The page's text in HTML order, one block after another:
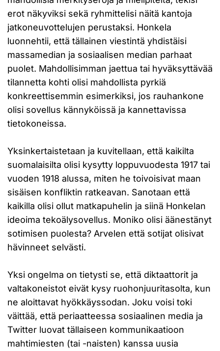
erot näkyviksi sekä ryhmittelisi näitä kantoja
jatkoneuvottelujen perustaksi. Honkela
luonnehtii, että tällainen viestintä yhdistäisi
massamedian ja sosiaalisen median parhaat
puolet. Mahdollisimman jaettua tai hyväksyttävää
tilannetta kohti olisi mahdollista pyrkiä
konkreettisemmin esimerkiksi, jos rauhankone
olisi sovellus kännyköissä ja kannettavissa
tietokoneissa.
Yksinkertaistetaan ja kuvitellaan, että kaikilta
suomalaisilta olisi kysytty loppuvuodesta 1917 tai
vuoden 1918 alussa, miten he toivoisivat maan
sisäisen konfliktin ratkeavan. Sanotaan että
kaikilla olisi ollut matkapuhelin ja siinä Honkelan
ideoima tekoälysovellus. Moniko olisi äänestänyt
sotimisen puolesta? Arvelen että sotijat olisivat
hävinneet selvästi.
Yksi ongelma on tietysti se, että diktaattorit ja
valtakoneistot eivät kysy ruohonjuuritasolta, kun
ne aloittavat hyökkäyssodan. Joku voisi toki
väittää, että periaatteessa sosiaalinen media ja
Twitter luovat tällaiseen kommunikaatioon
mahtimiesten (tai -naisten) kanssa uusia